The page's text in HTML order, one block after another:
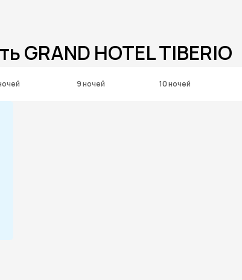
GRAND HOTEL TIBERIO
9 ночей 10 ночей